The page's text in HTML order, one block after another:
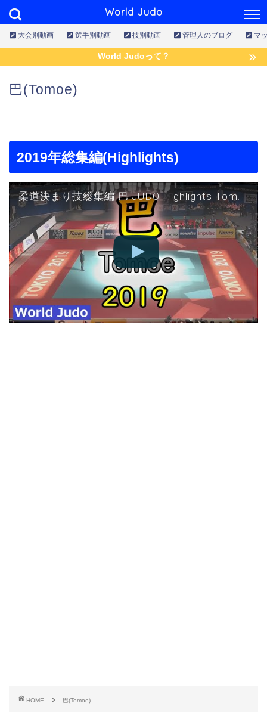
World Judo
大会別動画 選手別動画 技別動画 管理人のブログ マ
World Judoって？
巴(Tomoe)
2019年総集編(Highlights)
柔道決まり技総集編 巴 JUDO Highlights Tomoenage 2019
HOME 巴(Tomoe)